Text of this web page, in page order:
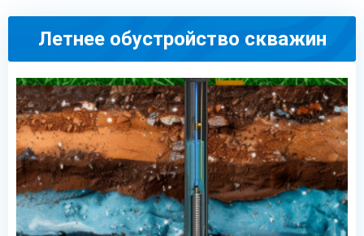
Летнее обустройство скважин